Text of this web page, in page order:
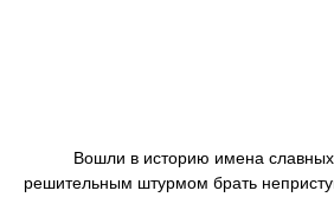
Вошли в историю имена славных
решительным штурмом брать